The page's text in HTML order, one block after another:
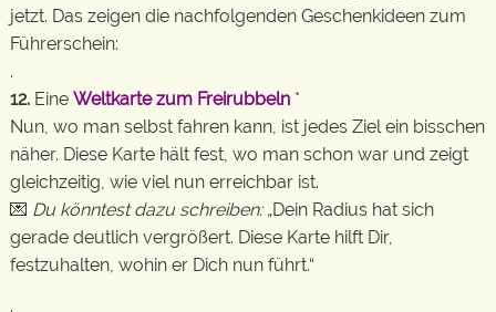
jetzt. Das zeigen die nachfolgenden Geschenkideen zum
Führerschein:
.
12. Eine Weltkarte zum Freirubbeln *
Nun, wo man selbst fahren kann, ist jedes Ziel ein bisschen
näher. Diese Karte hält fest, wo man schon war und zeigt
gleichzeitig, wie viel nun erreichbar ist.
💌 Du könntest dazu schreiben:„Dein Radius hat sich
gerade deutlich vergrößert. Diese Karte hilft Dir,
festzuhalten, wohin er Dich nun führt.“
.